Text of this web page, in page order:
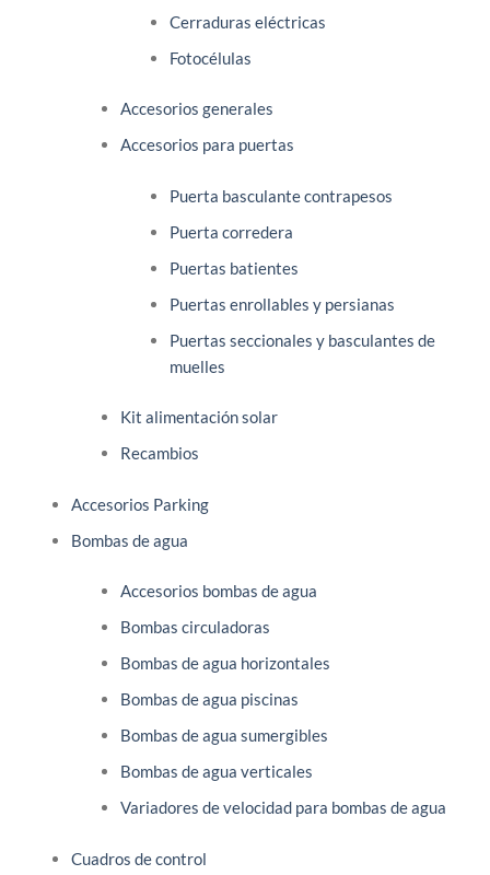
Cerraduras eléctricas
Fotocélulas
Accesorios generales
Accesorios para puertas
Puerta basculante contrapesos
Puerta corredera
Puertas batientes
Puertas enrollables y persianas
Puertas seccionales y basculantes de
muelles
Kit alimentación solar
Recambios
Accesorios Parking
Bombas de agua
Accesorios bombas de agua
Bombas circuladoras
Bombas de agua horizontales
Bombas de agua piscinas
Bombas de agua sumergibles
Bombas de agua verticales
Variadores de velocidad para bombas de agua
Cuadros de control